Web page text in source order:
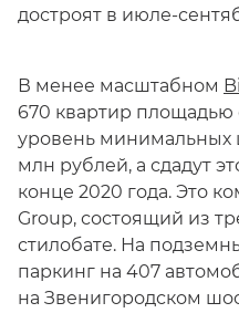
достроят в июле-
В менее масштабном
670 квартир площадью
уровень минимальных
млн рублей, а сдадут
конце 2020 года. Это
Group, состоящий из
стилобате. На
паркинг на 407
на Звенигородском